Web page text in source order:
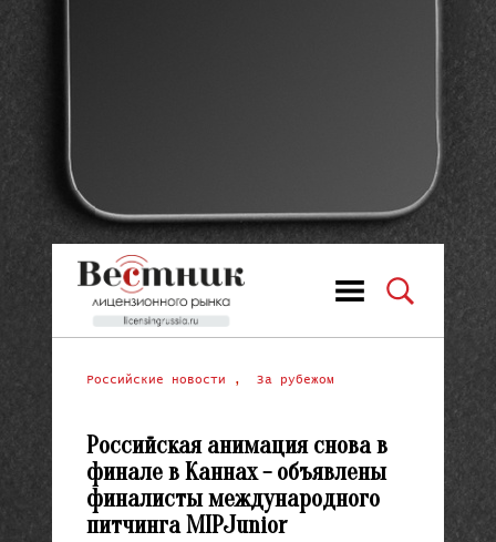
Российские новости , За рубежом
Российская анимация снова в
финале в Каннах - объявлены
финалисты международного
питчинга MIPJunior